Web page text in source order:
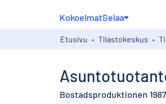
KokoelmatSelaa
Etusivu Tilastokeskus
Bostadsproduktionen